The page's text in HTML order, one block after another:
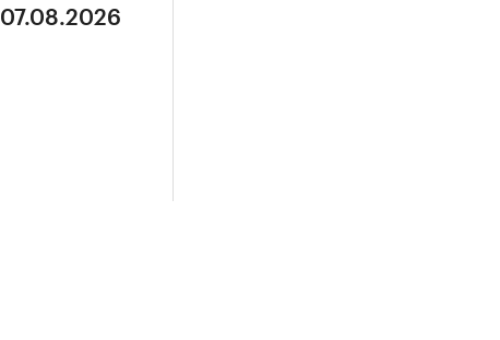
07.08.2026